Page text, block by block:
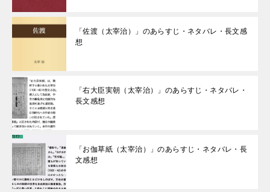
「佐渡（太宰治）」のあらすじ・ネタバレ・長文感
想
「右大臣実朝（太宰治）」のあらすじ・ネタバレ・
長文感想
「お伽草紙（太宰治）」のあらすじ・ネタバレ・長
文感想